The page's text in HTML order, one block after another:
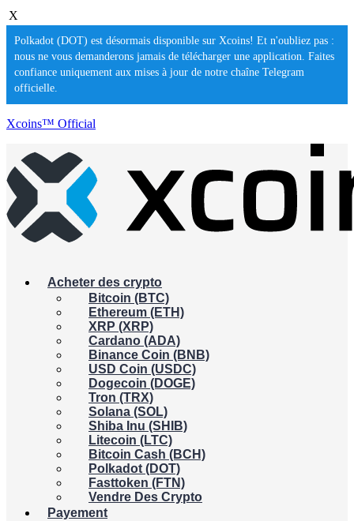
X
Polkadot (DOT) est désormais disponible sur Xcoins! Et n'oubliez pas :
nous ne vous demanderons jamais de télécharger une application. Faites
confiance uniquement aux mises à jour de notre chaîne Telegram
officielle.
Xcoins™ Official
Acheter des crypto
Bitcoin (BTC)
Ethereum (ETH)
XRP (XRP)
Cardano (ADA)
Binance Coin (BNB)
USD Coin (USDC)
Dogecoin (DOGE)
Tron (TRX)
Solana (SOL)
Shiba Inu (SHIB)
Litecoin (LTC)
Bitcoin Cash (BCH)
Polkadot (DOT)
Fasttoken (FTN)
Vendre Des Crypto
Payement